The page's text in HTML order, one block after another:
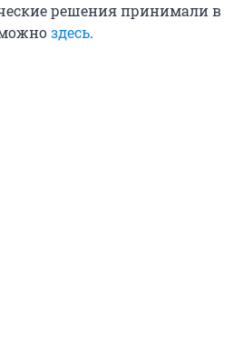
решения принимали в
здесь.